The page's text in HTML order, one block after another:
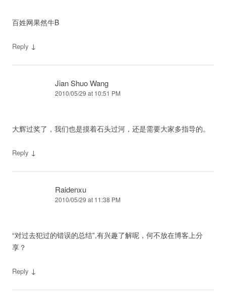
百姓网果然牛B
Reply ↓
Jian Shuo Wang
2010/05/29 at 10:51 PM
大辉过奖了，我们也是摸着石头过河，还是需要大家多指导的。
Reply ↓
Raidenxu
2010/05/29 at 11:38 PM
“对过去犯过的错误的总结”,有兴趣了解呢，何不放在博客上分
享？
Reply ↓